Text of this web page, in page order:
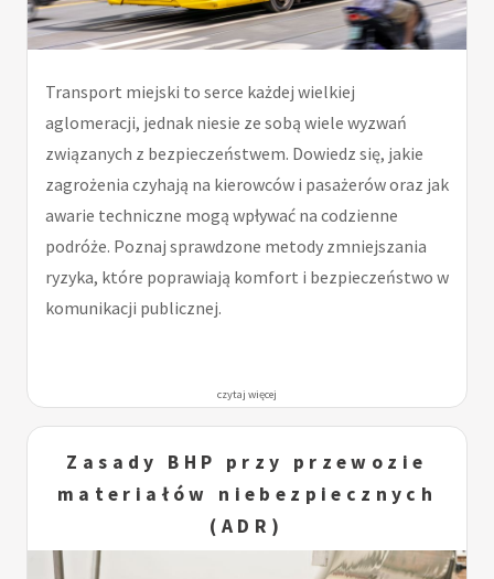
Transport miejski to serce każdej wielkiej
aglomeracji, jednak niesie ze sobą wiele wyzwań
związanych z bezpieczeństwem. Dowiedz się, jakie
zagrożenia czyhają na kierowców i pasażerów oraz jak
awarie techniczne mogą wpływać na codzienne
podróże. Poznaj sprawdzone metody zmniejszania
ryzyka, które poprawiają komfort i bezpieczeństwo w
komunikacji publicznej.
czytaj więcej
Zasady BHP przy przewozie
materiałów niebezpiecznych
(ADR)